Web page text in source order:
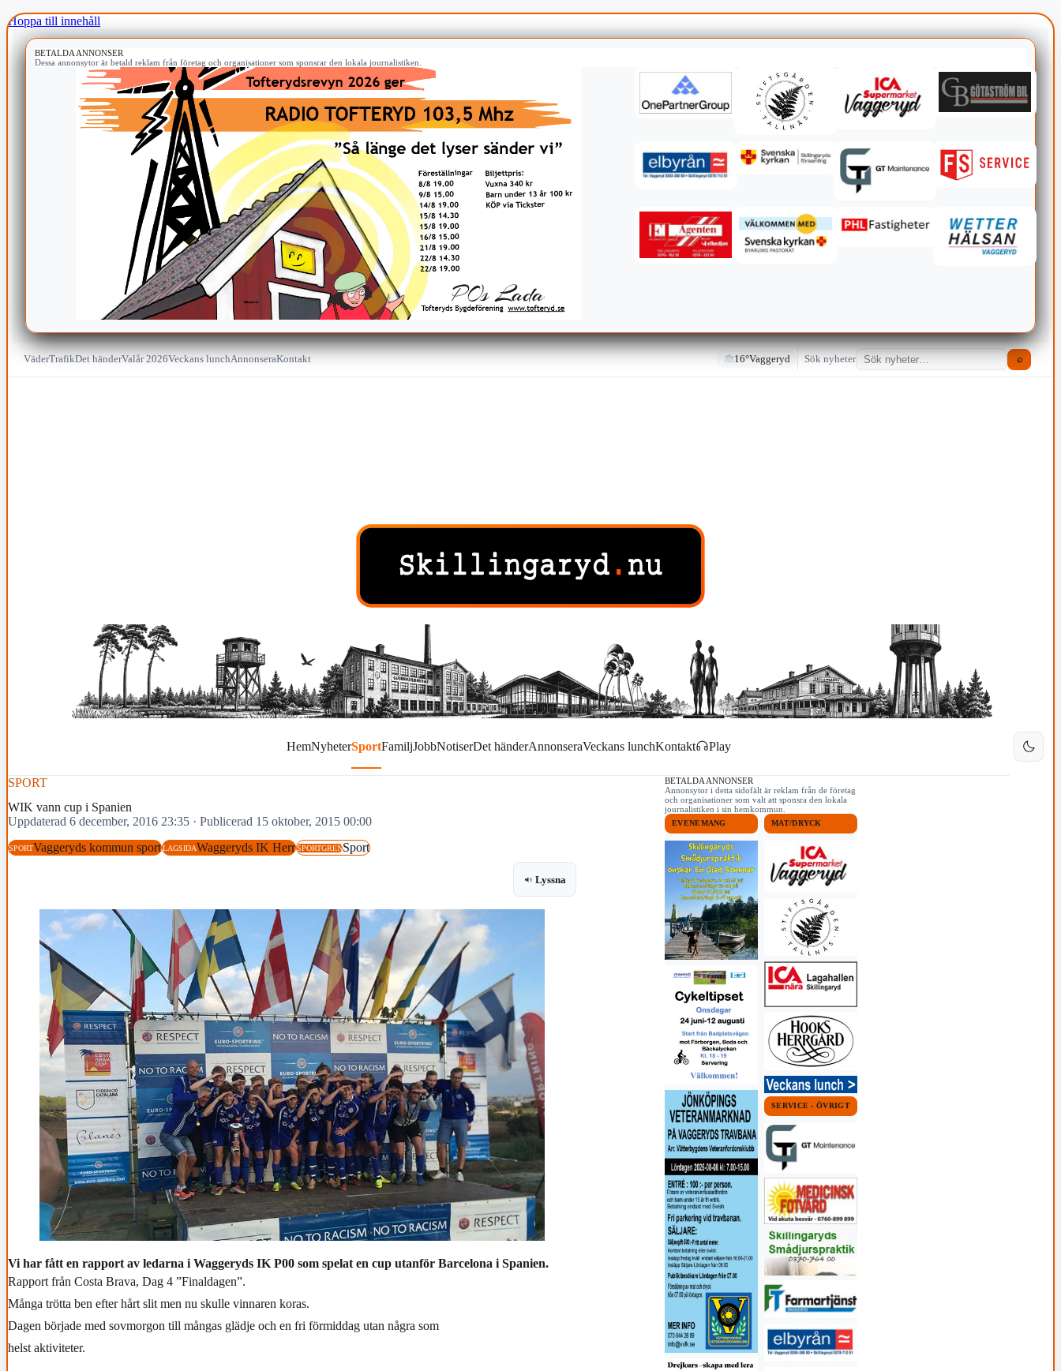
Hoppa till innehåll
BETALDA ANNONSER
Dessa annonsytor är betald reklam från företag och organisationer som sponsrar den lokala journalistiken.
VäderTrafikDet händerValår 2026Veckans lunchAnnonseraKontakt 16°Vaggeryd Sök nyheter ⌕
HemNyheterSportFamiljJobbNotiserDet händerAnnonseraVeckans lunchKontakt Play
SPORT
WIK vann cup i Spanien
Uppdaterad 6 december, 2016 23:35 · Publicerad 15 oktober, 2015 00:00
SPORTVaggeryds kommun sportLAGSIDAWaggeryds IK HerrSPORTGRENSport
Lyssna
Vi har fått en rapport av ledarna i Waggeryds IK P00 som spelat en cup utanför Barcelona i Spanien.
Rapport från Costa Brava, Dag 4 ”Finaldagen”.
Många trötta ben efter hårt slit men nu skulle vinnaren koras.
Dagen började med sovmorgon till mångas glädje och en fri förmiddag utan några som
helst aktiviteter.
BETALDA ANNONSER
Annonsytor i detta sidofält är reklam från de företag
och organisationer som valt att sponsra den lokala
journalistiken i sin hemkommun.
EVENEMANG MAT/DRYCK
SERVICE - ÖVRIGT